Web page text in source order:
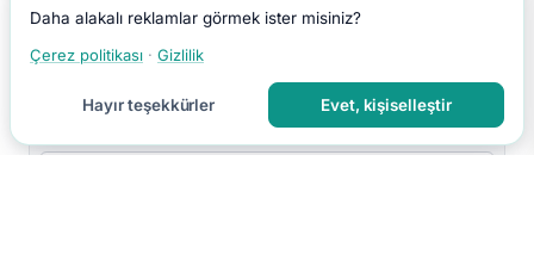
Daha alakalı reklamlar görmek ister misiniz?
Çerez politikası · Gizlilik
Hayır teşekkürler Evet, kişiselleştir